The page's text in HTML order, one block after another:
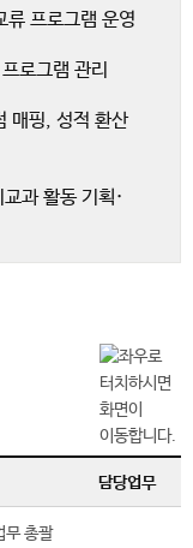
류 프로그램 운영
로그램 관리
매핑, 성적 환산
과 활동 기획·
담당업무
무 총괄